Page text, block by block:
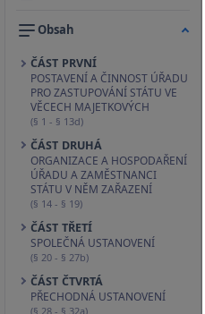
Obsah
ČÁST PRVNÍ
POSTAVENÍ A ČINNOST ÚŘADU
PRO ZASTUPOVÁNÍ STÁTU VE
VĚCECH MAJETKOVÝCH
(§ 1 - § 13d)
ČÁST DRUHÁ
ORGANIZACE A HOSPODAŘENÍ
ÚŘADU A ZAMĚSTNANCI
STÁTU V NĚM ZAŘAZENÍ
(§ 14 - § 19)
ČÁST TŘETÍ
SPOLEČNÁ USTANOVENÍ
(§ 20 - § 27b)
ČÁST ČTVRTÁ
PŘECHODNÁ USTANOVENÍ
(§ 28 - § 32a)